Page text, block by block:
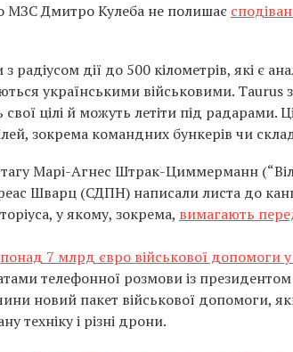
МЗС Дмитро Кулеба не полишає
з радіусом дії до 500 кілометрів, які є
українськими військовими. Taurus
цілі й можуть летіти під радарами.
зокрема командних бункерів чи
Марі-Агнес Штрак-Циммерманн
Шварц (СДПН) написали листа до
у якому, зокрема, вимагають
понад 7 млрд євро військової допомоги у
телефонної розмови із
новий пакет військової допомоги,
техніку і різні дрони.